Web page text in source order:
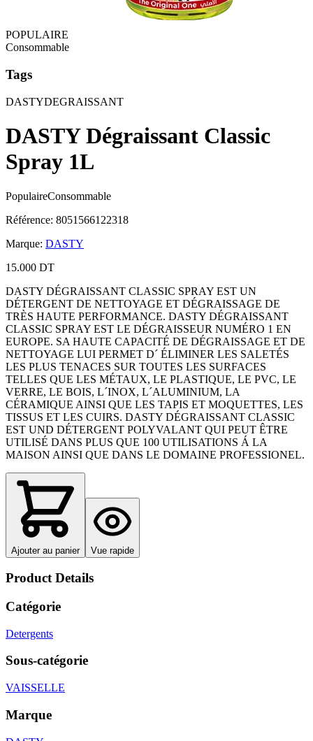
POPULAIRE
Consommable
Tags
DASTYDEGRAISSANT
DASTY Dégraissant Classic
Spray 1L
PopulaireConsommable
Référence: 8051566122318
Marque: DASTY
15.000 DT
DASTY DÉGRAISSANT CLASSIC SPRAY EST UN
DÉTERGENT DE NETTOYAGE ET DÉGRAISSAGE DE
TRÈS HAUTE PERFORMANCE. DASTY DÉGRAISSANT
CLASSIC SPRAY EST LE DÉGRAISSEUR NUMÉRO 1 EN
EUROPE. SA HAUTE CAPACITÉ DE DÉGRAISSAGE ET DE
NETTOYAGE LUI PERMET D´ ÉLIMINER LES SALETÉS
LES PLUS TENACES SUR TOUTES LES SURFACES
TELLES QUE LES MÉTAUX, LE PLASTIQUE, LE PVC, LE
VERRE, LE BOIS, L´INOX, L´ALUMINIUM, LA
CÉRAMIQUE AINSI QUE LES TAPIS ET MOQUETTES, LES
TISSUS ET LES CUIRS. DASTY DÉGRAISSANT CLASSIC
EST UND DÉTERGENT POLYVALANT QUI PEUT ÊTRE
UTILISÉ DANS PLUS QUE 100 UTILISATIONS Á LA
MAISON AINSI QUE DANS LE DOMAINE PROFESSIONEL.
Ajouter au panier Vue rapide
Product Details
Catégorie
Detergents
Sous-catégorie
VAISSELLE
Marque